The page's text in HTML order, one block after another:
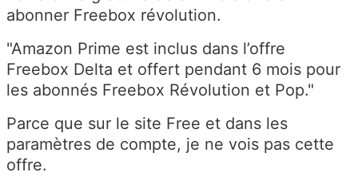
abonner Freebox révolution.
"Amazon Prime est inclus dans l’offre
Freebox Delta et offert pendant 6 mois pour
les abonnés Freebox Révolution et Pop."
Parce que sur le site Free et dans les
paramètres de compte, je ne vois pas cette
offre.